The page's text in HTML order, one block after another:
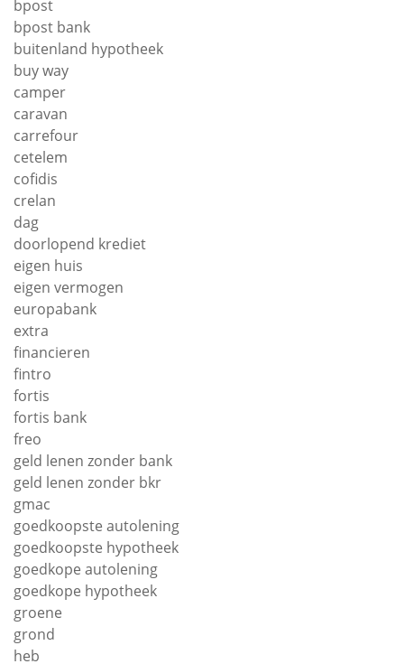
bpost
bpost bank
buitenland hypotheek
buy way
camper
caravan
carrefour
cetelem
cofidis
crelan
dag
doorlopend krediet
eigen huis
eigen vermogen
europabank
extra
financieren
fintro
fortis
fortis bank
freo
geld lenen zonder bank
geld lenen zonder bkr
gmac
goedkoopste autolening
goedkoopste hypotheek
goedkope autolening
goedkope hypotheek
groene
grond
heb